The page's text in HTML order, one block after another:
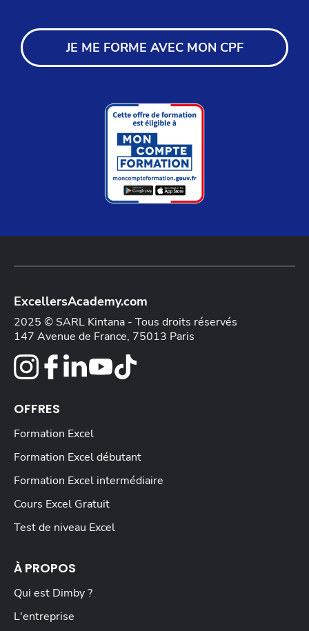
JE ME FORME AVEC MON CPF
ExcellersAcademy.com
2025 © SARL Kintana - Tous droits réservés
147 Avenue de France, 75013 Paris
OFFRES
Formation Excel
Formation Excel débutant
Formation Excel intermédiaire
Cours Excel Gratuit
Test de niveau Excel
À PROPOS
Qui est Dimby ?
L'entreprise